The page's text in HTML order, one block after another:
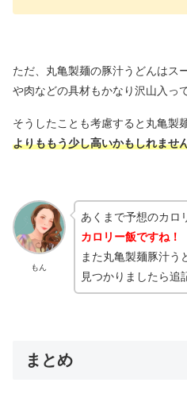
ただ、丸亀製麺の豚汁うどんはス
や肉などの具材もかなり沢山入っ
そうしたことも考慮すると丸亀製
よりももう少し高いかもしれませ
もん
あくまで予想のカロ
カロリー飯ですね！
また丸亀製麺豚汁う
見つかりましたら追
まとめ